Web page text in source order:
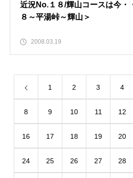
近況No.１８/輝山コースは今・
８～平湯峠～輝山＞
2008.03.19
1 2 3 4
8 9 10 11 12
16 17 18 19 20
24 25 26 27 28